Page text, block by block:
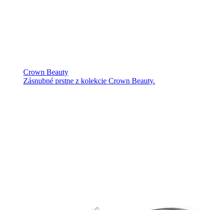
Crown Beauty
Zásnubné prstne z kolekcie Crown Beauty.